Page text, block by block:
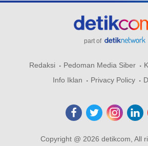
part of
Redaksi Pedoman Media Siber
Info Iklan
Privacy Policy
Copyright @ 2026 detikcom, All